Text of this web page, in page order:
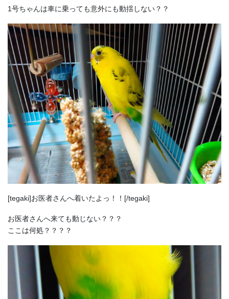
1号ちゃんは車に乗っても意外にも動揺しない？？
[tegaki]お医者さんへ着いたよっ！！[/tegaki]
お医者さんへ来ても動じない？？？
ここは何処？？？？